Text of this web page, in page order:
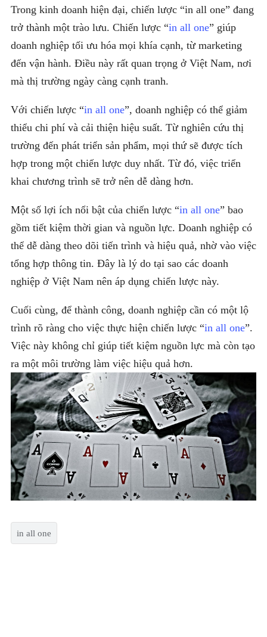
Trong kinh doanh hiện đại, chiến lược “in all one” đang
trở thành một trào lưu. Chiến lược “in all one” giúp
doanh nghiệp tối ưu hóa mọi khía cạnh, từ marketing
đến vận hành. Điều này rất quan trọng ở Việt Nam, nơi
mà thị trường ngày càng cạnh tranh.
Với chiến lược “in all one”, doanh nghiệp có thể giảm
thiểu chi phí và cải thiện hiệu suất. Từ nghiên cứu thị
trường đến phát triển sản phẩm, mọi thứ sẽ được tích
hợp trong một chiến lược duy nhất. Từ đó, việc triển
khai chương trình sẽ trở nên dễ dàng hơn.
Một số lợi ích nổi bật của chiến lược “in all one” bao
gồm tiết kiệm thời gian và nguồn lực. Doanh nghiệp có
thể dễ dàng theo dõi tiến trình và hiệu quả, nhờ vào việc
tổng hợp thông tin. Đây là lý do tại sao các doanh
nghiệp ở Việt Nam nên áp dụng chiến lược này.
Cuối cùng, để thành công, doanh nghiệp cần có một lộ
trình rõ ràng cho việc thực hiện chiến lược “in all one”.
Việc này không chỉ giúp tiết kiệm nguồn lực mà còn tạo
ra một môi trường làm việc hiệu quả hơn.
in all one